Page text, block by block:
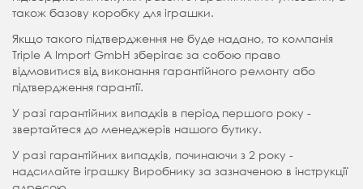
також базову коробку для іграшки.
Якщо такого підтвердження не буде надано, то компанія
Triple A Import GmbH зберігає за собою право
відмовитися від виконання гарантійного ремонту або
підтвердження гарантії.
У разі гарантійних випадків в період першого року -
звертайтеся до менеджерів нашого бутику.
У разі гарантійних випадків, починаючи з 2 року -
надсилайте іграшку Виробнику за зазначеною в інструкції